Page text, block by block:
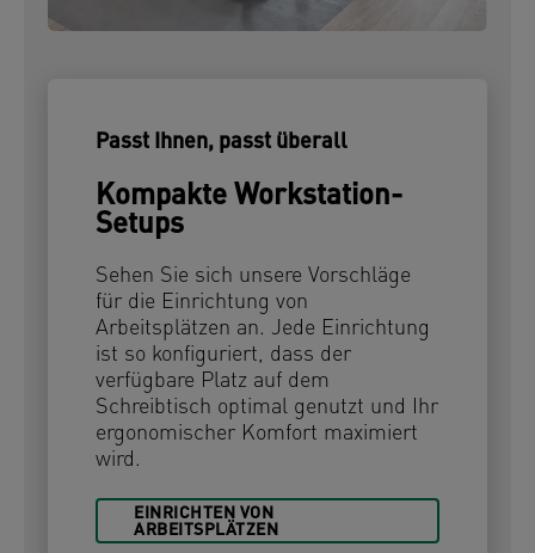
Passt Ihnen, passt überall
Kompakte Workstation-
Setups
Sehen Sie sich unsere Vorschläge
für die Einrichtung von
Arbeitsplätzen an. Jede Einrichtung
ist so konfiguriert, dass der
verfügbare Platz auf dem
Schreibtisch optimal genutzt und Ihr
ergonomischer Komfort maximiert
wird.
EINRICHTEN VON
ARBEITSPLÄTZEN